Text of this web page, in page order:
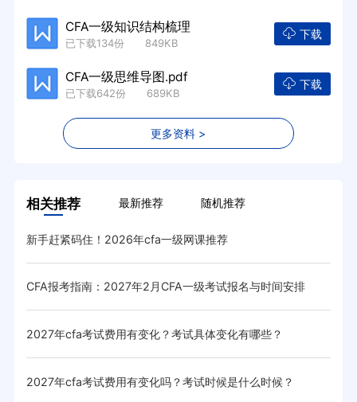
CFA一级知识结构梳理
已下载134份 849KB
下载
CFA一级思维导图.pdf
已下载642份 689KB
下载
更多资料 >
相关推荐 最新推荐 随机推荐
新手赶紧码住！2026年cfa一级网课推荐
CFA报考指南：2027年2月CFA一级考试报名与时间安排
2027年cfa考试费用有变化？考试具体变化有哪些？
2027年cfa考试费用有变化吗？考试时候是什么时候？